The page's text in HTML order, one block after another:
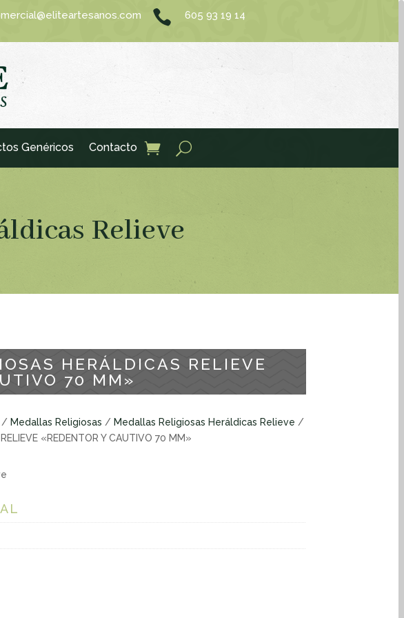
 605 93 19 14
Genéricos Contacto
Relieve
HERÁLDICAS RELIEVE
70 MM»
/ Medallas Religiosas / Medallas Religiosas Heráldicas Relieve /
«REDENTOR Y CAUTIVO 70 MM»